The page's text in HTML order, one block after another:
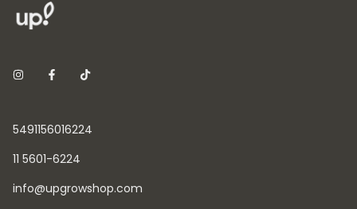
5491156016224
11 5601-6224
info@upgrowshop.com